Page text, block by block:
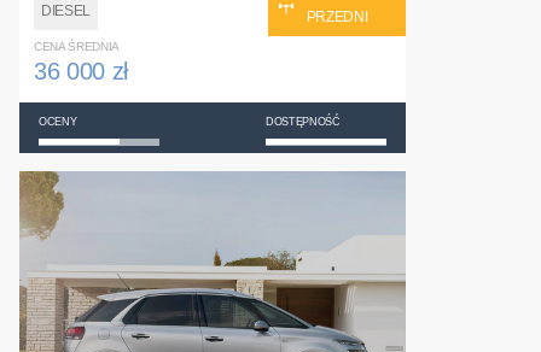
DIESEL
PRZEDNI
CENA ŚREDNIA
36 000 zł
OCENY DOSTĘPNOŚĆ